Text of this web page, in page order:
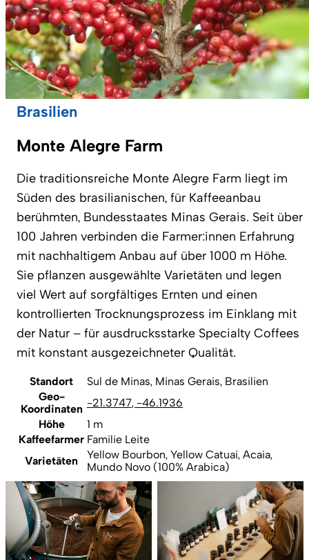
Brasilien
Monte Alegre Farm
Die traditionsreiche Monte Alegre Farm liegt im
Süden des brasilianischen, für Kaffeeanbau
berühmten, Bundesstaates Minas Gerais. Seit über
100 Jahren verbinden die Farmer:innen Erfahrung
mit nachhaltigem Anbau auf über 1000 m Höhe.
Sie pflanzen ausgewählte Varietäten und legen
viel Wert auf sorgfältiges Ernten und einen
kontrollierten Trocknungsprozess im Einklang mit
der Natur – für ausdrucksstarke Specialty Coffees
mit konstant ausgezeichneter Qualität.
Standort
Sul de Minas, Minas Gerais, Brasilien
Geo-
Koordinaten -21.3747, -46.1936
Höhe
1 m
Kaffeefarmer Familie Leite
Varietäten
Yellow Bourbon, Yellow Catuai, Acaia,
Mundo Novo (100% Arabica)